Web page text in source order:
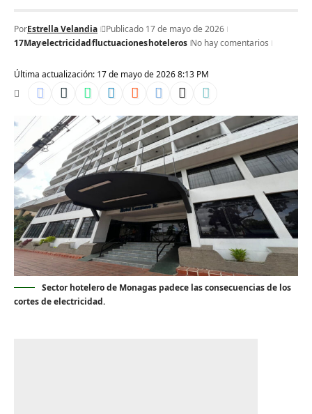
Última actualización: 17 de mayo de 2026 8:13 PM
PorEstrella Velandia
Publicado 17 de mayo de 2026
17Mayelectricidadfluctuacioneshoteleros No hay comentarios
Sector hotelero de Monagas padece las consecuencias de los
cortes de electricidad.